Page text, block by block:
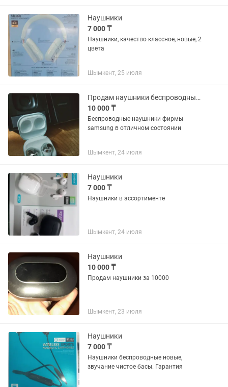
Наушники
7 000 ₸
Наушники, качество классное, новые, 2
цвета
Шымкент, 25 июля
Продам наушники беспроводные samsung в идеальном состоянии
10 000 ₸
Беспроводные наушники фирмы
samsung в отличном состоянии
Шымкент, 24 июля
Наушники
7 000 ₸
Наушники в ассортименте
Шымкент, 24 июля
Наушники
10 000 ₸
Продам наушники за 10000
Шымкент, 23 июля
Наушники
7 000 ₸
Наушники беспроводные новые,
звучание чистое басы. Гарантия